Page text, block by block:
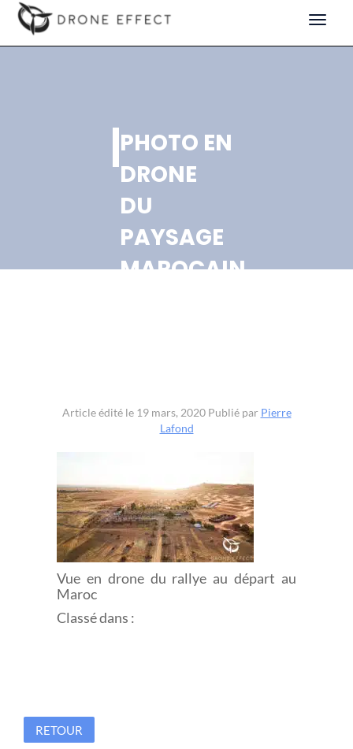
Toggle
PHOTO EN
DRONE
DU
PAYSAGE
MAROCAIN
Article édité le 19 mars, 2020 Publié par Pierre
Lafond
Vue en drone du rallye au départ au
Maroc
Classé dans :
RETOUR